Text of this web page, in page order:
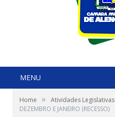
MENU
Home » Atividades Legislativas
DEZEMBRO E JANEIRO (RECESSO)